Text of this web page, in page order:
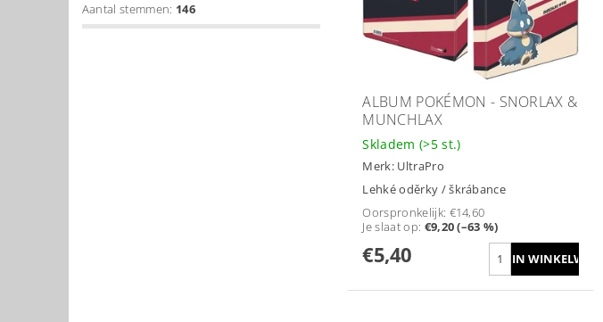
Aantal stemmen: 146
ALBUM POKÉMON - SNORLAX &
MUNCHLAX
Skladem (>5 st.)
Merk: UltraPro
Lehké oděrky / škrábance
Oorspronkelijk: €14,60
Je slaat op: €9,20 (–63 %)
€5,40